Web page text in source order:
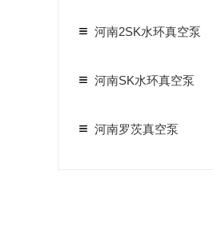
河南2SK水环真空泵
河南SK水环真空泵
河南罗茨真空泵